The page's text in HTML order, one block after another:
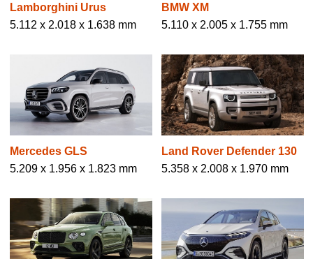
Lamborghini Urus
5.112 x 2.018 x 1.638 mm
BMW XM
5.110 x 2.005 x 1.755 mm
Mercedes GLS
5.209 x 1.956 x 1.823 mm
Land Rover Defender 130
5.358 x 2.008 x 1.970 mm